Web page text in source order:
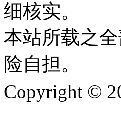
细核实。
本站所载之
险自担。
Copyright ©